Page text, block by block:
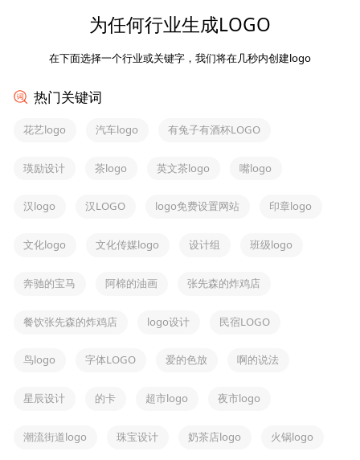
为任何行业生成LOGO
在下面选择一个行业或关键字，我们将在几秒内创建logo
热门关键词
花艺logo 汽车logo 有兔子有酒杯LOGO
瑛励设计 茶logo 英文茶logo 嘴logo
汉logo 汉LOGO logo免费设置网站 印章logo
文化logo 文化传媒logo 设计组 班级logo
奔驰的宝马 阿棉的油画 张先森的炸鸡店
餐饮张先森的炸鸡店 logo设计 民宿LOGO
鸟logo 字体LOGO 爱的色放 啊的说法
星辰设计 的卡 超市logo 夜市logo
潮流街道logo 珠宝设计 奶茶店logo 火锅logo